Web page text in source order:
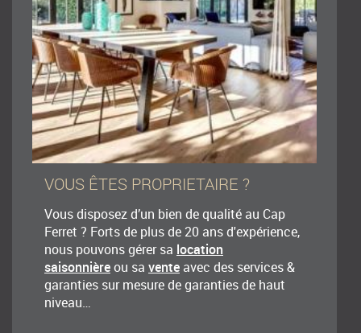
VOUS ÊTES PROPRIETAIRE ?
Vous disposez d’un bien de qualité au Cap
Ferret ? Forts de plus de 20 ans d'expérience,
nous pouvons gérer sa location
saisonnièreou sa vente avec des services &
garanties sur mesure de garanties de haut
niveau…